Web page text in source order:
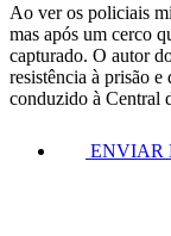
Ao ver os policiais
mas após um cerco
capturado. O autor
resistência à prisão
conduzido à Central
ENVIAR